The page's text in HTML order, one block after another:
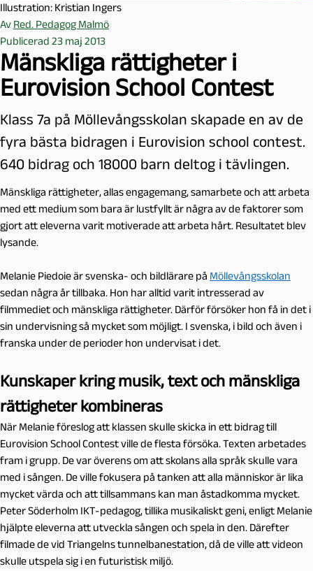
l
m
ö
Illustration: Kristian Ingers
Av Red. Pedagog Malmö
Publicerad 23 maj 2013
Mänskliga rättigheter i
Eurovision School Contest
Klass 7a på Möllevångsskolan skapade en av de
fyra bästa bidragen i Eurovision school contest.
640 bidrag och 18000 barn deltog i tävlingen.
Mänskliga rättigheter, allas engagemang, samarbete och att arbeta
med ett medium som bara är lustfyllt är några av de faktorer som
gjort att eleverna varit motiverade att arbeta hårt. Resultatet blev
lysande.
Melanie Piedoie är svenska- och bildlärare på Möllevångsskolan
sedan några år tillbaka. Hon har alltid varit intresserad av
filmmediet och mänskliga rättigheter. Därför försöker hon få in det i
sin undervisning så mycket som möjligt. I svenska, i bild och även i
franska under de perioder hon undervisat i det.
Kunskaper kring musik, text och mänskliga
rättigheter kombineras
När Melanie föreslog att klassen skulle skicka in ett bidrag till
Eurovision School Contest ville de flesta försöka. Texten arbetades
fram i grupp. De var överens om att skolans alla språk skulle vara
med i sången. De ville fokusera på tanken att alla människor är lika
mycket värda och att tillsammans kan man åstadkomma mycket.
Peter Söderholm IKT-pedagog, tillika musikaliskt geni, enligt Melanie
hjälpte eleverna att utveckla sången och spela in den. Därefter
filmade de vid Triangelns tunnelbanestation, då de ville att videon
skulle utspela sig i en futuristisk miljö.